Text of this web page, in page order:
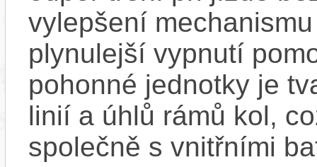
vylepšení
plynulejší vypnutí
pohonné jednotky je
linií a úhlů rámů kol,
společně s vnitřními